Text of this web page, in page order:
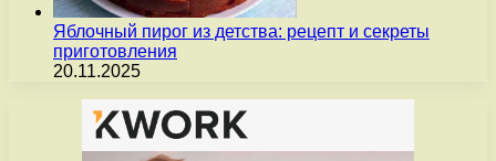
Яблочный пирог из детства: рецепт и секреты
приготовления
20.11.2025